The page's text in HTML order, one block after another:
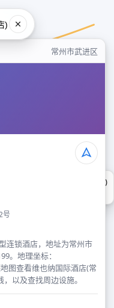
常州市武进区
号
连锁酒店，地址为常州市
。地理坐标：
图查看维也纳国际酒店(常
以及查找周边设施。
维也纳国际酒店(常州湖塘店)